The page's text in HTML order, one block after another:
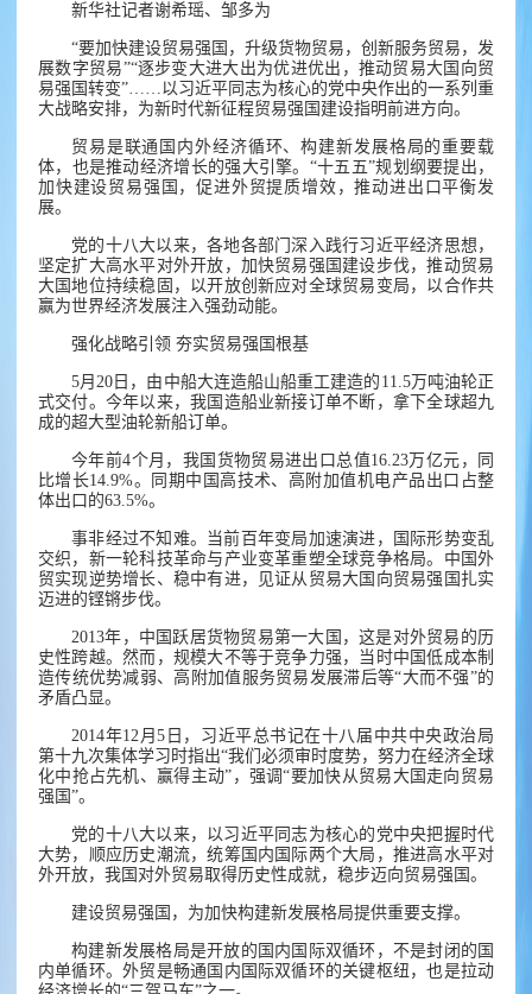
新华社记者谢希瑶、邹多为
“要加快建设贸易强国，升级货物贸易，创新服务贸易，发
展数字贸易”“逐步变大进大出为优进优出，推动贸易大国向贸
易强国转变”……以习近平同志为核心的党中央作出的一系列重
大战略安排，为新时代新征程贸易强国建设指明前进方向。
贸易是联通国内外经济循环、构建新发展格局的重要载
体，也是推动经济增长的强大引擎。“十五五”规划纲要提出，
加快建设贸易强国，促进外贸提质增效，推动进出口平衡发
展。
党的十八大以来，各地各部门深入践行习近平经济思想，
坚定扩大高水平对外开放，加快贸易强国建设步伐，推动贸易
大国地位持续稳固，以开放创新应对全球贸易变局，以合作共
赢为世界经济发展注入强劲动能。
强化战略引领 夯实贸易强国根基
5月20日，由中船大连造船山船重工建造的11.5万吨油轮正
式交付。今年以来，我国造船业新接订单不断，拿下全球超九
成的超大型油轮新船订单。
今年前4个月，我国货物贸易进出口总值16.23万亿元，同
比增长14.9%。同期中国高技术、高附加值机电产品出口占整
体出口的63.5%。
事非经过不知难。当前百年变局加速演进，国际形势变乱
交织，新一轮科技革命与产业变革重塑全球竞争格局。中国外
贸实现逆势增长、稳中有进，见证从贸易大国向贸易强国扎实
迈进的铿锵步伐。
2013年，中国跃居货物贸易第一大国，这是对外贸易的历
史性跨越。然而，规模大不等于竞争力强，当时中国低成本制
造传统优势减弱、高附加值服务贸易发展滞后等“大而不强”的
矛盾凸显。
2014年12月5日，习近平总书记在十八届中共中央政治局
第十九次集体学习时指出“我们必须审时度势，努力在经济全球
化中抢占先机、赢得主动”，强调“要加快从贸易大国走向贸易
强国”。
党的十八大以来，以习近平同志为核心的党中央把握时代
大势，顺应历史潮流，统筹国内国际两个大局，推进高水平对
外开放，我国对外贸易取得历史性成就，稳步迈向贸易强国。
建设贸易强国，为加快构建新发展格局提供重要支撑。
构建新发展格局是开放的国内国际双循环，不是封闭的国
内单循环。外贸是畅通国内国际双循环的关键枢纽，也是拉动